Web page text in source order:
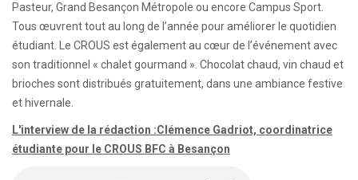
Pasteur, Grand Besançon Métropole ou encore Campus Sport.
Tous œuvrent tout au long de l’année pour améliorer le quotidien
étudiant. Le CROUS est également au cœur de l’événement avec
son traditionnel « chalet gourmand ». Chocolat chaud, vin chaud et
brioches sont distribués gratuitement, dans une ambiance festive
et hivernale.
L'interview de la rédaction :Clémence Gadriot, coordinatrice
étudiante pour le CROUS BFC à Besançon